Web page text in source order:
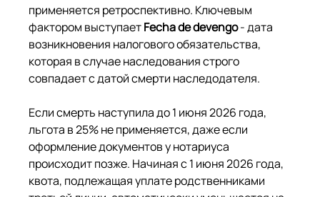
применяется ретроспективно. Ключевым
фактором выступает Fecha de devengo - дата
возникновения налогового обязательства,
которая в случае наследования строго
совпадает с датой смерти наследодателя.
Если смерть наступила до 1 июня 2026 года,
льгота в 25% не применяется, даже если
оформление документов у нотариуса
происходит позже. Начиная с 1 июня 2026 года,
квота, подлежащая уплате родственниками